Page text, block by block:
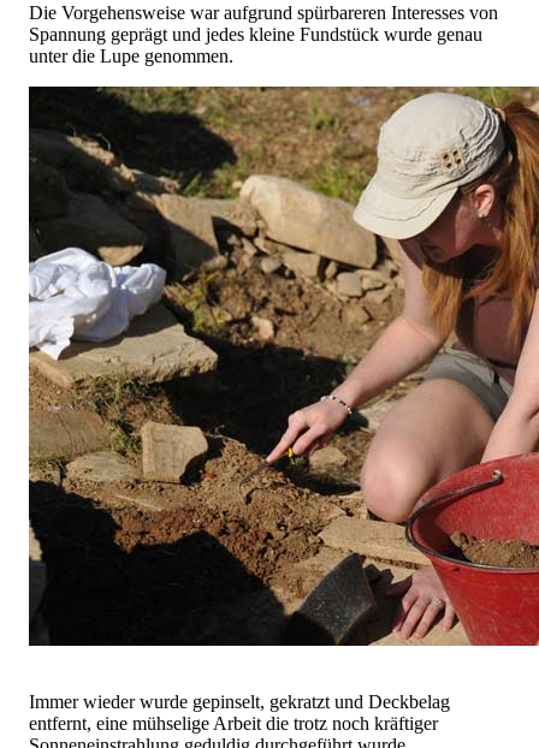
Die Vorgehensweise war aufgrund spürbareren Interesses von
Spannung geprägt und jedes kleine Fundstück wurde genau
unter die Lupe genommen.
Immer wieder wurde gepinselt, gekratzt und Deckbelag
entfernt, eine mühselige Arbeit die trotz noch kräftiger